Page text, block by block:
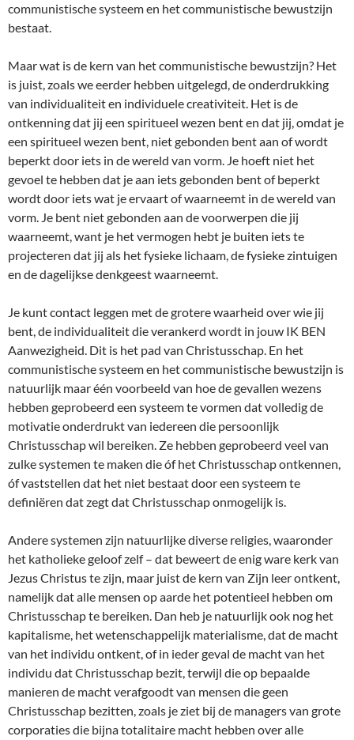
communistische systeem en het communistische bewustzijn
bestaat.
Maar wat is de kern van het communistische bewustzijn? Het
is juist, zoals we eerder hebben uitgelegd, de onderdrukking
van individualiteit en individuele creativiteit. Het is de
ontkenning dat jij een spiritueel wezen bent en dat jij, omdat je
een spiritueel wezen bent, niet gebonden bent aan of wordt
beperkt door iets in de wereld van vorm. Je hoeft niet het
gevoel te hebben dat je aan iets gebonden bent of beperkt
wordt door iets wat je ervaart of waarneemt in de wereld van
vorm. Je bent niet gebonden aan de voorwerpen die jij
waarneemt, want je het vermogen hebt je buiten iets te
projecteren dat jij als het fysieke lichaam, de fysieke zintuigen
en de dagelijkse denkgeest waarneemt.
Je kunt contact leggen met de grotere waarheid over wie jij
bent, de individualiteit die verankerd wordt in jouw IK BEN
Aanwezigheid. Dit is het pad van Christusschap. En het
communistische systeem en het communistische bewustzijn is
natuurlijk maar één voorbeeld van hoe de gevallen wezens
hebben geprobeerd een systeem te vormen dat volledig de
motivatie onderdrukt van iedereen die persoonlijk
Christusschap wil bereiken. Ze hebben geprobeerd veel van
zulke systemen te maken die óf het Christusschap ontkennen,
óf vaststellen dat het niet bestaat door een systeem te
definiëren dat zegt dat Christusschap onmogelijk is.
Andere systemen zijn natuurlijke diverse religies, waaronder
het katholieke geloof zelf – dat beweert de enig ware kerk van
Jezus Christus te zijn, maar juist de kern van Zijn leer ontkent,
namelijk dat alle mensen op aarde het potentieel hebben om
Christusschap te bereiken. Dan heb je natuurlijk ook nog het
kapitalisme, het wetenschappelijk materialisme, dat de macht
van het individu ontkent, of in ieder geval de macht van het
individu dat Christusschap bezit, terwijl die op bepaalde
manieren de macht verafgoodt van mensen die geen
Christusschap bezitten, zoals je ziet bij de managers van grote
corporaties die bijna totalitaire macht hebben over alle